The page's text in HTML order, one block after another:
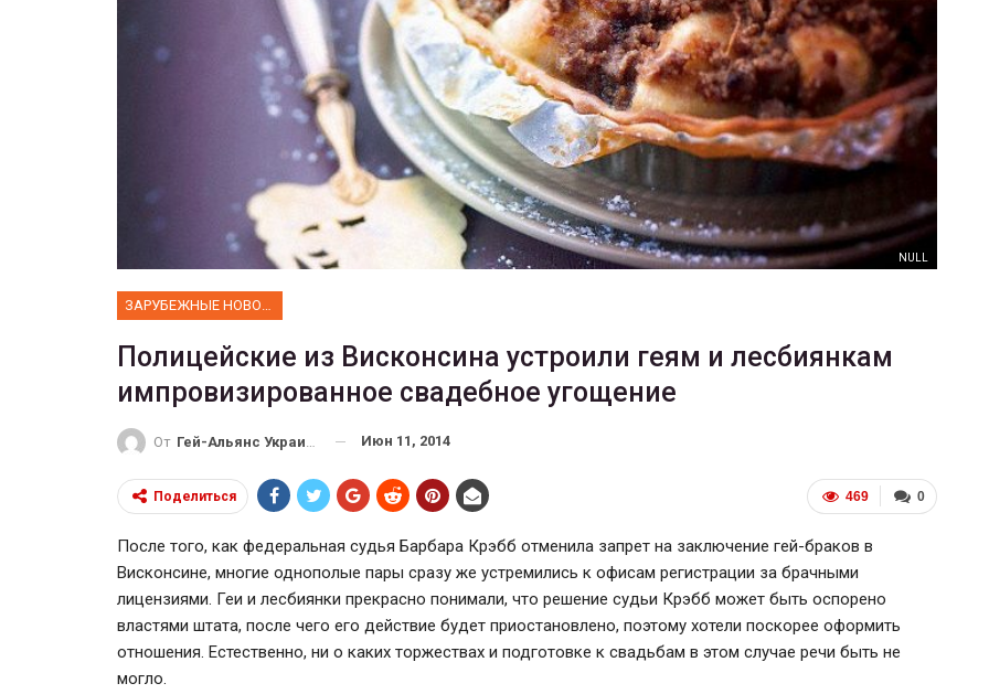
NULL
ЗАРУБЕЖНЫЕ НОВОСТИ
Полицейские из Висконсина устроили геям и лесбиянкам
импровизированное свадебное угощение
От Гей-Альянс Украина Июн 11, 2014
0
469
Поделиться
После того, как федеральная судья Барбара Крэбб отменила запрет на заключение гей-браков в
Висконсине, многие однополые пары сразу же устремились к офисам регистрации за брачными
лицензиями. Геи и лесбиянки прекрасно понимали, что решение судьи Крэбб может быть оспорено
властями штата, после чего его действие будет приостановлено, поэтому хотели поскорее оформить
отношения. Естественно, ни о каких торжествах и подготовке к свадьбам в этом случае речи быть не
могло.
ФОТО
Военнослужащие-трансгендеры
ГЕЙ-АЛЬЯНС УКРАИНА Июл 27, 2017 0
ФОТО
В Берлине отпраздновали
легализацию гей-браков